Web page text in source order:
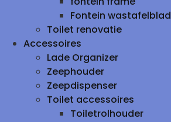
Fontein wastafelblad
Toilet renovatie
Accessoires
Lade Organizer
Zeephouder
Zeepdispenser
Toilet accessoires
Toiletrolhouder